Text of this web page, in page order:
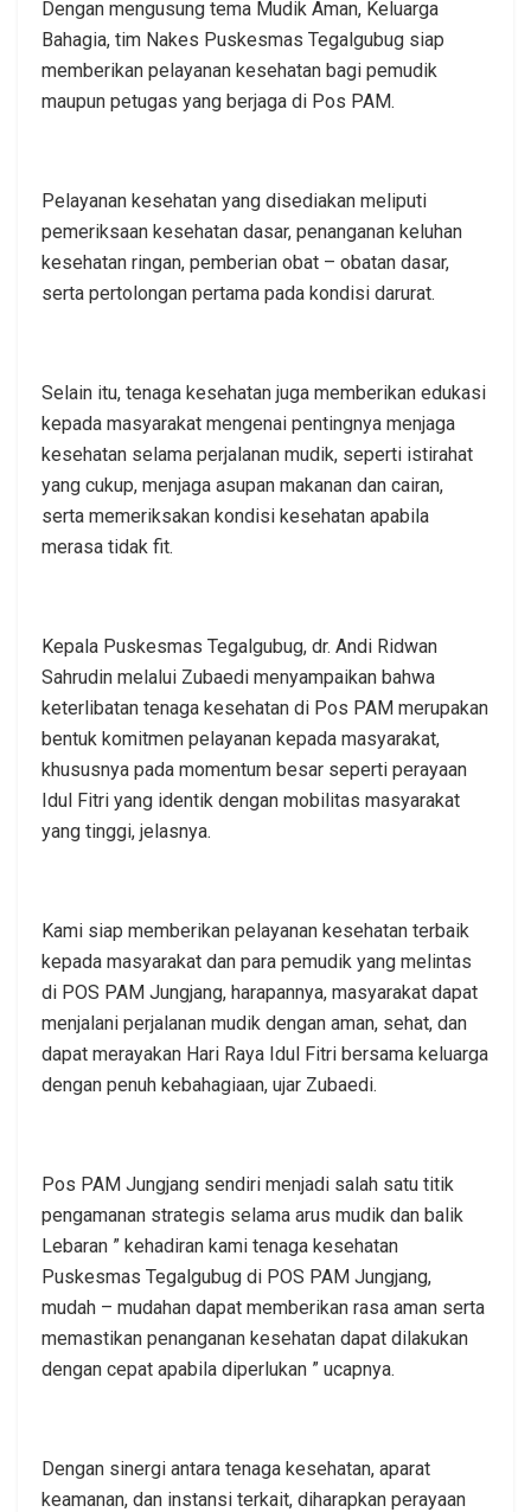
Dengan mengusung tema Mudik Aman, Keluarga
Bahagia, tim Nakes Puskesmas Tegalgubug siap
memberikan pelayanan kesehatan bagi pemudik
maupun petugas yang berjaga di Pos PAM.
Pelayanan kesehatan yang disediakan meliputi
pemeriksaan kesehatan dasar, penanganan keluhan
kesehatan ringan, pemberian obat – obatan dasar,
serta pertolongan pertama pada kondisi darurat.
Selain itu, tenaga kesehatan juga memberikan edukasi
kepada masyarakat mengenai pentingnya menjaga
kesehatan selama perjalanan mudik, seperti istirahat
yang cukup, menjaga asupan makanan dan cairan,
serta memeriksakan kondisi kesehatan apabila
merasa tidak fit.
Kepala Puskesmas Tegalgubug, dr. Andi Ridwan
Sahrudin melalui Zubaedi menyampaikan bahwa
keterlibatan tenaga kesehatan di Pos PAM merupakan
bentuk komitmen pelayanan kepada masyarakat,
khususnya pada momentum besar seperti perayaan
Idul Fitri yang identik dengan mobilitas masyarakat
yang tinggi, jelasnya.
Kami siap memberikan pelayanan kesehatan terbaik
kepada masyarakat dan para pemudik yang melintas
di POS PAM Jungjang, harapannya, masyarakat dapat
menjalani perjalanan mudik dengan aman, sehat, dan
dapat merayakan Hari Raya Idul Fitri bersama keluarga
dengan penuh kebahagiaan, ujar Zubaedi.
Pos PAM Jungjang sendiri menjadi salah satu titik
pengamanan strategis selama arus mudik dan balik
Lebaran ” kehadiran kami tenaga kesehatan
Puskesmas Tegalgubug di POS PAM Jungjang,
mudah – mudahan dapat memberikan rasa aman serta
memastikan penanganan kesehatan dapat dilakukan
dengan cepat apabila diperlukan ” ucapnya.
Dengan sinergi antara tenaga kesehatan, aparat
keamanan, dan instansi terkait, diharapkan perayaan